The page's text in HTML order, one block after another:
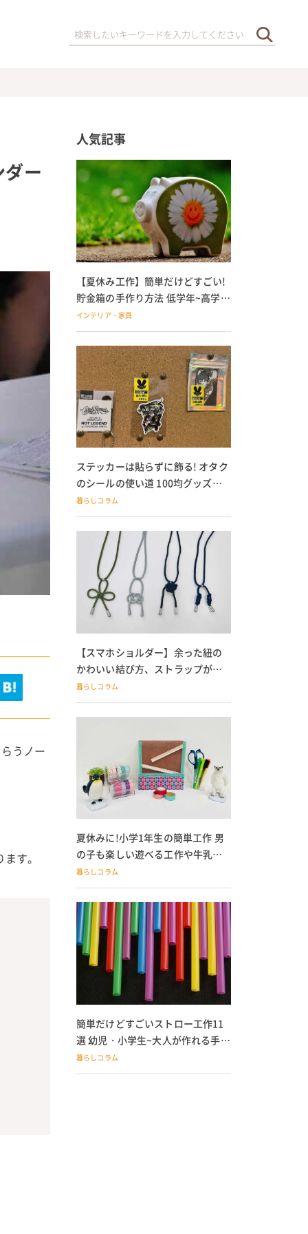
ー
うノー
す。
人気記事
【夏休み工作】簡単だけどすごい!
貯金箱の手作り方法 低学年~高学年
の子どもにも
インテリア・家具
ステッカーは貼らずに飾る! オタク
のシールの使い道 100均グッズで
の飾り方も
暮らしコラム
【スマホショルダー】余った紐の
かわいい結び方、ストラップが落
ちる人必見
暮らしコラム
夏休みに!小学1年生の簡単工作 男
の子も楽しい遊べる工作や牛乳パ
ック貯金箱も
暮らしコラム
簡単だけどすごいストロー工作11
選 幼児・小学生~大人が作れる手作
りおもちゃ
暮らしコラム